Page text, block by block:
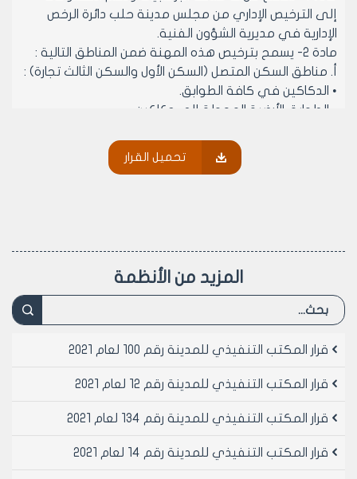
إلى الترخيص الإداري من مجلس مدينة حلب دائرة الرخص
الإدارية في مديرية الشؤون الفنية.
مادة 2- يسمح بترخيص هذه المهنة ضمن المناطق التالية :
‌أ. مناطق السكن المتصل (السكن الأول والسكن الثالث تجارة) :
• الدكاكين في كافة الطوابق.
• الطوابق الأرضية المحولة إلى دكاكين.
• كافة الطوابق إذا كان البناء تجارياً بالكامل.
• طوابق الأقبية ذات المدخل المستقل والمحولة إلى
• الصالات المحولة إلى الاستثمار.
• كافة الطوابق.
يسمح بالترخيص لهذه المهنة بصورة مؤقتة إذا كانت قائمة
ضمن مناطق المخالفات الجماعية أو على عقارات غير مفرزة
‌ه. يسمح بترخيص مهنة صناعة البرمجيات ونظم المعلومات
تحميل القرار
المزيد من الأنظمة
قرار المكتب التنفيذي للمدينة رقم 100 لعام 2021
قرار المكتب التنفيذي للمدينة رقم 12 لعام 2021
قرار المكتب التنفيذي للمدينة رقم 134 لعام 2021
قرار المكتب التنفيذي للمدينة رقم 14 لعام 2021